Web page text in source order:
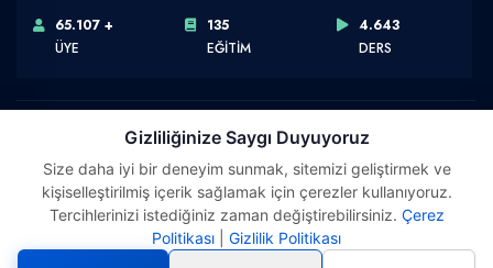
65.107 +
ÜYE
135
EĞİTİM
4.643
DERS
Telif Hakkı © 2026 Vidoport, Inc.
Software,Design & Development:Webimonline
Gizliliğinize Saygı Duyuyoruz
Size daha iyi bir deneyim sunmak, sitemizi geliştirmek ve
kişiselleştirilmiş içerik sağlamak için çerezler kullanıyoruz.
Tercihlerinizi istediğiniz zaman değiştirebilirsiniz. Çerez
Politikası
Gizlilik Politikası